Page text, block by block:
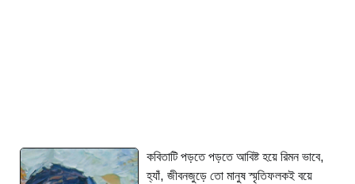
কবিতাটি পড়তে পড়তে আবিষ্ট হয়ে রিমন ভাবে,
হ্যাঁ, জীবনজুড়ে তো মানুষ স্মৃতিফলকই বয়ে